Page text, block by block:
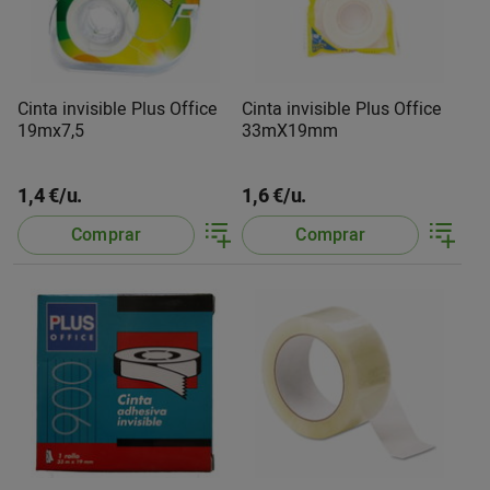
Cinta invisible Plus Office
19mx7,5
1,4 €/u.
Comprar
Cinta invisible Plus Office
33mX19mm
1,6 €/u.
Comprar